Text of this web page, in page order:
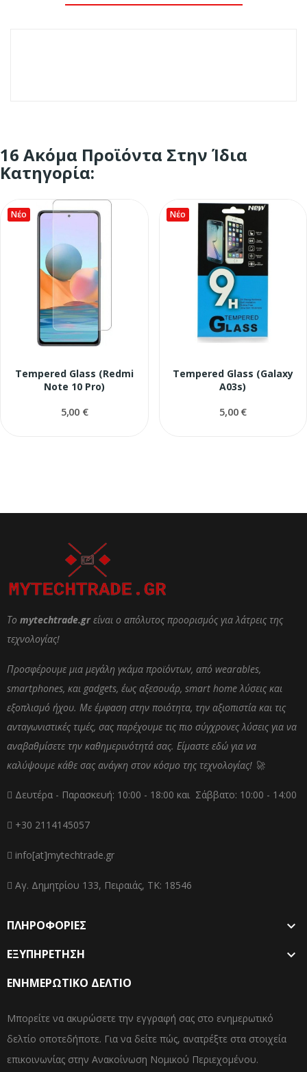
16 Ακόμα Προϊόντα Στην Ίδια
Κατηγορία:
Νέο
Tempered Glass (Redmi
Note 10 Pro)
5,00 €
Νέο
Tempered Glass (Galaxy
A03s)
5,00 €
Το mytechtrade.grείναι ο απόλυτος προορισμός για λάτρεις της
τεχνολογίας!
Προσφέρουμε μια μεγάλη γκάμα προϊόντων, από wearables,
smartphones, και gadgets, έως αξεσουάρ, smart home λύσεις και
εξοπλισμό ήχου. Με έμφαση στην ποιότητα, την αξιοπιστία και τις
ανταγωνιστικές τιμές, σας παρέχουμε τις πιο σύγχρονες λύσεις για να
αναβαθμίσετε την καθημερινότητά σας. Είμαστε εδώ για να
καλύψουμε κάθε σας ανάγκη στον κόσμο της τεχνολογίας! 🚀
Δευτέρα - Παρασκευή: 10:00 - 18:00 και Σάββατο: 10:00 - 14:00
+30 2114145057
info[at]mytechtrade.gr
Αγ. Δημητρίου 133, Πειραιάς, ΤΚ: 18546
ΠΛΗΡΟΦΟΡΙΕΣ 
ΕΞΥΠΗΡΕΤΗΣΗ 
ΕΝΗΜΕΡΩΤΙΚΌ ΔΕΛΤΊΟ
Μπορείτε να ακυρώσετε την εγγραφή σας στο ενημερωτικό
δελτίο οποτεδήποτε. Για να δείτε πώς, ανατρέξτε στα στοιχεία
επικοινωνίας στην Ανακοίνωση Νομικού Περιεχομένου.